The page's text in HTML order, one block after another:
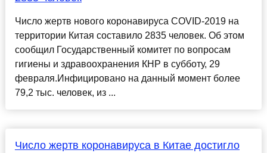
Число жертв нового коронавируса COVID-2019 на
территории Китая составило 2835 человек. Об этом
сообщил Государственный комитет по вопросам
гигиены и здравоохранения КНР в субботу, 29
февраля.Инфицировано на данный момент более
79,2 тыс. человек, из ...
Число жертв коронавируса в Китае достигло